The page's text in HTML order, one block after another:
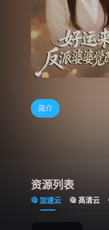
简介
资源列表
加速云 高清云